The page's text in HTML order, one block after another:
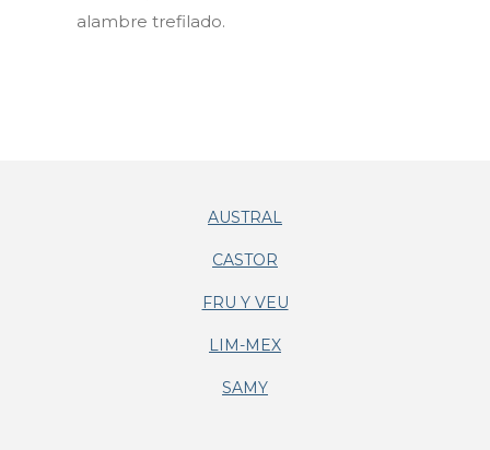
alambre trefilado.
AUSTRAL
CASTOR
FRU Y VEU
LIM-MEX
SAMY